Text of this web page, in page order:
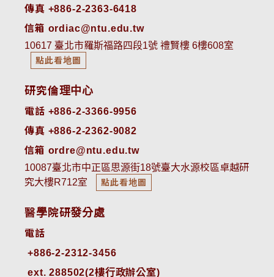
傳真 +886-2-2363-6418
信箱 ordiac@ntu.edu.tw
10617 臺北市羅斯福路四段1號 禮賢樓 6樓608室
點此看地圖
研究倫理中心
電話 +886-2-3366-9956
傳真 +886-2-2362-9082
信箱 ordre@ntu.edu.tw
10087臺北市中正區思源街18號臺大水源校區卓越研
究大樓R712室
點此看地圖
醫學院研發分處
電話
ext. 288502(2樓行政辦公室)